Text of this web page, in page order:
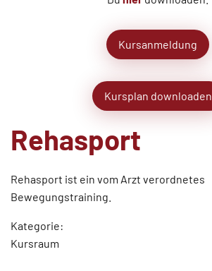
Kursanmeldung
Kursplan downloaden
Rehasport
Rehasport ist ein vom Arzt verordnetes
Bewegungstraining.
Kategorie:
Kursraum